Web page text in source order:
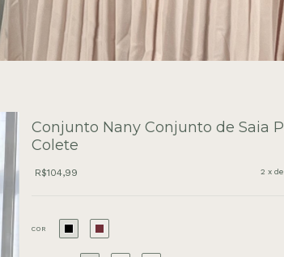
Conjunto Nany Conjunto de Saia
Colete
R$104,99 2 x de
COR